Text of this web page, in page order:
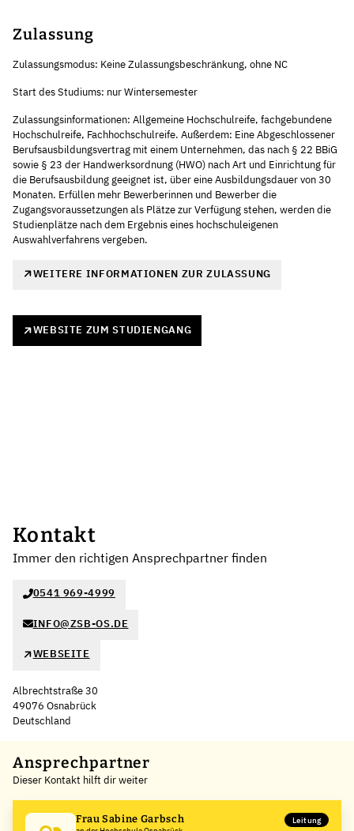
Zulassung
Zulassungsmodus: Keine Zulassungsbeschränkung, ohne NC
Start des Studiums: nur Wintersemester
Zulassungsinformationen: Allgemeine Hochschulreife, fachgebundene
Hochschulreife, Fachhochschulreife. Außerdem: Eine Abgeschlossener
Berufsausbildungsvertrag mit einem Unternehmen, das nach § 22 BBiG
sowie § 23 der Handwerksordnung (HWO) nach Art und Einrichtung für
die Berufsausbildung geeignet ist, über eine Ausbildungsdauer von 30
Monaten. Erfüllen mehr Bewerberinnen und Bewerber die
Zugangsvoraussetzungen als Plätze zur Verfügung stehen, werden die
Studienplätze nach dem Ergebnis eines hochschuleigenen
Auswahlverfahrens vergeben.
WEITERE INFORMATIONEN ZUR ZULASSUNG
WEBSITE ZUM STUDIENGANG
Kontakt
Immer den richtigen Ansprechpartner finden
0541 969-4999
INFO@ZSB-OS.DE
WEBSEITE
Albrechtstraße 30
49076 Osnabrück
Deutschland
+
−
Ansprechpartner
Dieser Kontakt hilft dir weiter
Frau Sabine Garbsch Leitung